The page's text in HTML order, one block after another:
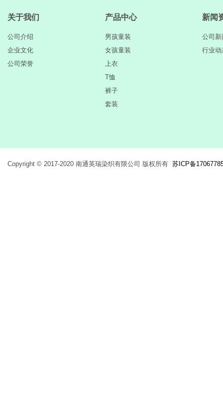
关于我们
公司介绍
企业文化
公司荣誉
产品中心
男孩童装
女孩童装
上衣
T恤
裤子
套装
新闻
公司新
行业动
Copyright © 2017-2020 南通英瑞染织有限公司 版权所有 苏ICP备